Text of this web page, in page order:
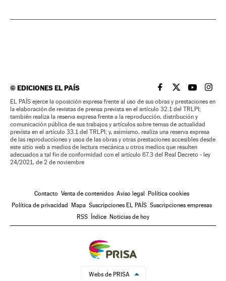
©EDICIONES EL PAÍS EL PAÍS BRASIL EN
EL PAÍSEL PAÍS
EL
EL PAÍS ejerce la oposición expresa frente al uso de sus obras y prestaciones en
la elaboración de revistas de prensa prevista en el artículo 32.1 del TRLPI;
también realiza la reserva expresa frente a la reproducción, distribución y
comunicación pública de sus trabajos y artículos sobre temas de actualidad
prevista en el artículo 33.1 del TRLPI; y, asimismo, realiza una reserva expresa
de las reproducciones y usos de las obras y otras prestaciones accesibles desde
este sitio web a medios de lectura mecánica u otros medios que resulten
adecuados a tal fin de conformidad con el artículo 67.3 del Real Decreto - ley
24/2021, de 2 de noviembre
Contacto Venta de contenidos Aviso legal
Política cookies
Política de privacidad
Mapa Suscripciones EL PAÍS Suscripciones empresas
RSS
Índice Noticias de hoy
Webs de PRISA